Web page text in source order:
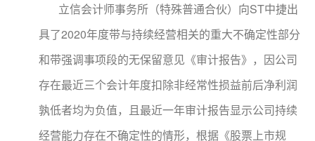
立信会计师事务所（特殊普通合伙）向ST中捷出
具了2020年度带与持续经营相关的重大不确定性部分
和带强调事项段的无保留意见《审计报告》，因公司
存在最近三个会计年度扣除非经常性损益前后净利润
孰低者均为负值，且最近一年审计报告显示公司持续
经营能力存在不确定性的情形，根据《股票上市规